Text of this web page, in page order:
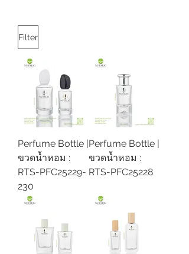
เอกลักษณ์ให้กับผลิตภัณฑ์ของตัวเอง
ลูกค้าสามารถเลือกจับคู่ระหว่าง ขวดน้ำหอม และ ฝา
ขวด ได้หลากหลายสไตล์ เพื่อให้ตรงกับภาพลักษณ์
ของแบรนด์หรือแนวคิดของผลิตภัณฑ์
- ประเภทขวดน้ำหอมที่มีให้เลือก
✔ ขวดน้ำหอมแบบคอคิ้ม (Crimp Neck) – ให้ความ
✔ ขวดน้ำหอมแบบหมุนเกลียว (Screw Neck) – ใช้
งานง่าย สะดวกต่อการเติมและพกพา
- มีสินค้าตัวจริง ระยะเวลารอสินค้าไม่นาน
✅ ชมสินค้าจริงได้ที่โชว์รูม
✅ จัดส่งรวดเร็วภายใน 10 - 15 วัน
✅ พร้อม รับประกันสินค้า และผ่านการ ตรวจสอบ
คุณภาพ อย่างเข้มงวด
หากคุณกำลังมองหาบรรจุภัณฑ์ขวดน้ำหอมที่มี
Filter
Perfume Bottle |
ขวดน้ำหอม :
RTS-PFC25229-
230
Perfume Bottle |
ขวดน้ำหอม :
RTS-PFC25228